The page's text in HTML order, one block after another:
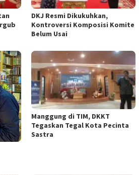
DKJ Resmi Dikukuhkan,
Kontroversi Komposisi Komite
Belum Usai
Manggung di TIM, DKKT
Tegaskan Tegal Kota Pecinta
Sastra